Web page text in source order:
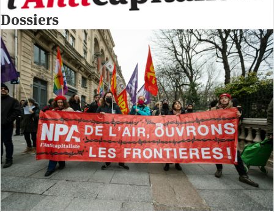
Dossiers